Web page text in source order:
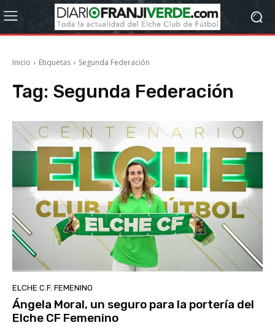
Inicio Etiquetas Segunda Federación
Tag: Segunda Federación
ELCHE C.F. FEMENINO
Ángela Moral, un seguro para la portería del
Elche CF Femenino